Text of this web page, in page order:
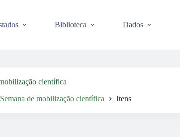
Biblioteca Dados
científica
Semana de mobilização científica Itens